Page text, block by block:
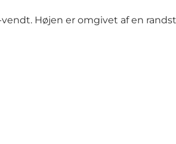
vendt. Højen er omgivet af en